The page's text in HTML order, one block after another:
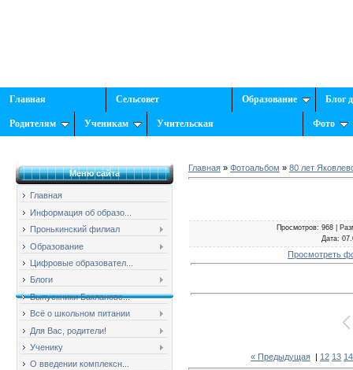
Главная Сельсовет Образование Блог
Родителям Ученикам Учительская Фото
Меню сайта
Главная
Информация об образо...
Пронькинский филиал
Образование
Цифровые образовател...
Блоги
Выпускники Баклановс...
Всё о школьном питании
Для Вас, родители!
Ученику
О введении комплексн...
Главная » Фотоальбом » 80 лет
Просмотров: 968 |
Дата:
Просмотреть
« Предыдущая | 12 13 14